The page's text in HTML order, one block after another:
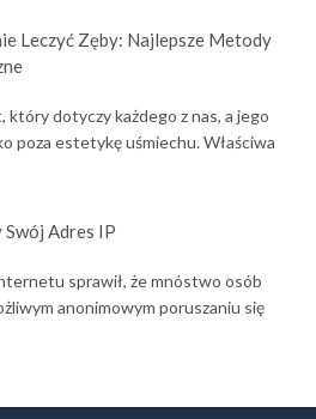
Leczyć Zęby: Najlepsze Metody
dotyczy każdego z nas, a jego
poza estetykę uśmiechu. Właściwa
Swój Adres IP
sprawił, że mnóstwo osób
anonimowym poruszaniu się